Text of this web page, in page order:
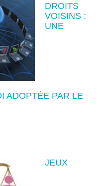
DROITS
VOISINS :
UNE
ADOPTÉE PAR LE
JEUX